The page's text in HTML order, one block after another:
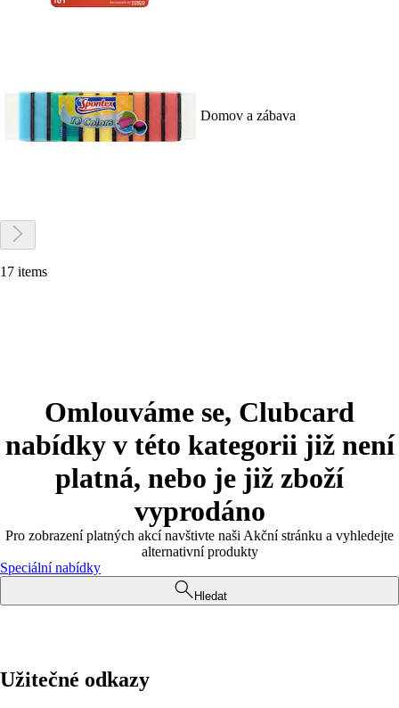
Domov a zábava
17 items
Omlouváme se, Clubcard
nabídky v této kategorii již není
platná, nebo je již zboží
vyprodáno
Pro zobrazení platných akcí navštivte naši Akční stránku a vyhledejte
alternativní produkty
Speciální nabídky
Hledat
Užitečné odkazy